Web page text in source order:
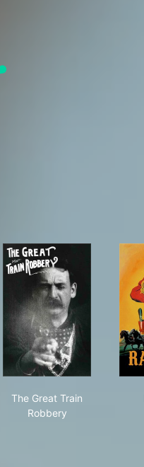
The Great Train
Robbery